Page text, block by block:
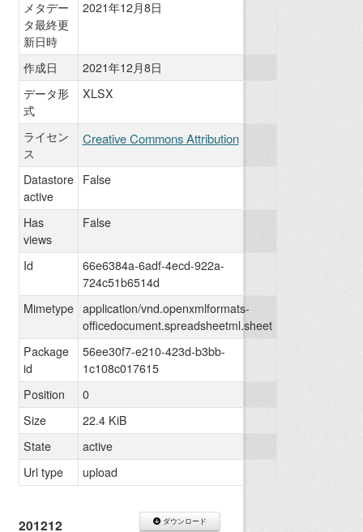
ダウンロード
201212
メタデー
タ最終更
新日時
2021年12月8日
作成日
2021年12月8日
データ形
式
XLSX
ライセン
ス
Creative Commons Attribution
Datastore
active
False
Has
views
False
Id
66e6384a-6adf-4ecd-922a-
724c51b6514d
Mimetype application/vnd.openxmlformats-
officedocument.spreadsheetml.sheet
Package
id
56ee30f7-e210-423d-b3bb-
1c108c017615
Position
0
Size
22.4 KiB
State
active
Url type
upload